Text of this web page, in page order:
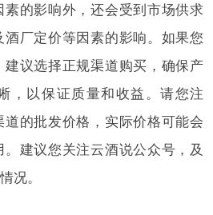
的影响外，还会受到市场供求
厂定价等因素的影响。如果您
议选择正规渠道购买，确保产
，以保证质量和收益。请您注
的批发价格，实际价格可能会
建议您关注云酒说公众号，及
况。